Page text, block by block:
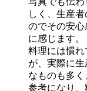
しく、生産
のでその安心
に感じます。
料理には慣
が、実際に
なものも多
参考になり、